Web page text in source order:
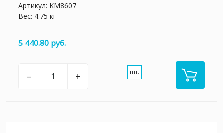
Артикул: KM8607
Вес: 4.75 кг
5 440.80 руб.
– + шт.